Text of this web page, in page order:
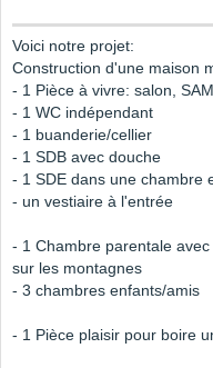
Voici notre projet:
Construction d'une maison
- 1 Pièce à vivre: salon,
- 1 WC indépendant
- 1 buanderie/cellier
- 1 SDB avec douche
- 1 SDE dans une chambre
- un vestiaire à l'entrée
- 1 Chambre parentale
sur les montagnes
- 3 chambres enfants/amis
- 1 Pièce plaisir pour boire